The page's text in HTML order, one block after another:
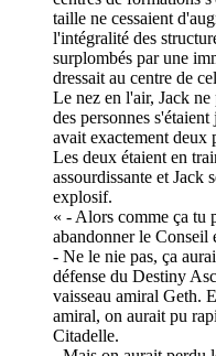
taille ne cessaient
l'intégralité des
surplombés par une
dressait au centre de
Le nez en l'air, Jack
des personnes
avait exactement deux
Les deux étaient en
assourdissante et Jack
explosif.
« - Alors comme ça tu
abandonner le Conseil
- Ne le nie pas, ça
défense du Destiny
vaisseau amiral Geth.
amiral, on aurait pu
Citadelle.